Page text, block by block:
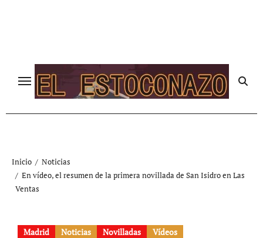
Inicio
Noticias
En vídeo, el resumen de la primera novillada de San Isidro en Las
Ventas
Madrid Noticias Novilladas Vídeos